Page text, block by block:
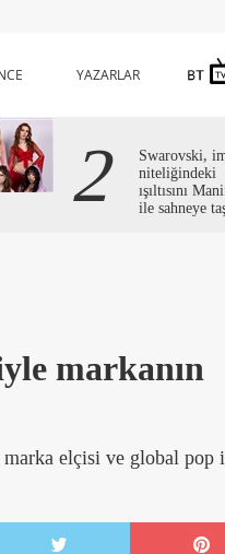
YAZARLAR
2
Swarovski,
niteliğindeki
ışıltısını
ile sahneye
markanın
marka elçisi ve global pop